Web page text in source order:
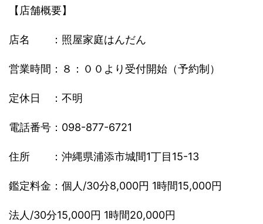
【店舗概要】
店名 ：照屋家庭はんだん
営業時間：８：００より受付開始（予約制）
定休日 ：不明
電話番号：098-877-6721
住所 ：沖縄県浦添市城間1丁目15-13
鑑定料金：個人/30分8,000円 1時間15,000円
法人/30分15,000円 1時間20,000円